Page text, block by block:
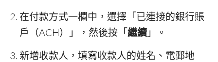
在付款方式一欄中，選擇「已連接的銀行賬
戶（ACH）」，然後按「繼續 」。
新增收款人，填寫收款人的姓名、電郵地